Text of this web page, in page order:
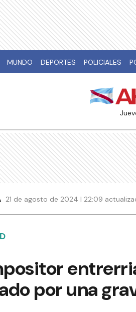
MUNDO DEPORTES POLICIALES
21 de agosto de 2024 | 22:09
por una